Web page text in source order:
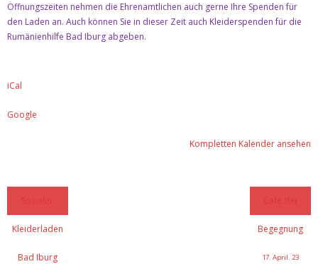
Öffnungszeiten nehmen die Ehrenamtlichen auch gerne Ihre Spenden für
den Laden an. Auch können Sie in dieser Zeit auch Kleiderspenden für die
Rumänienhilfe Bad Iburg abgeben.
iCal
Google
Kompletten Kalender ansehen
Sozialer
Kleiderladen
Bad Iburg
Café der
Begegnung
17. April. 23